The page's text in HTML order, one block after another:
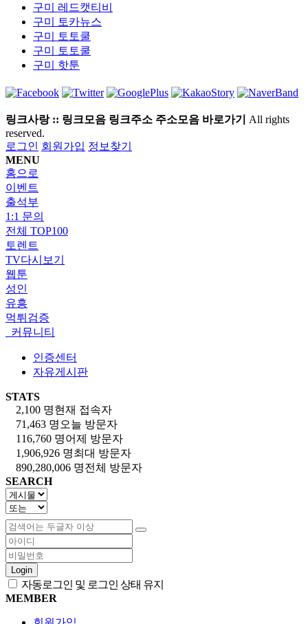
구미 레드캣티비
구미
토카뉴스
구미
토토쿨
구미
토토쿨
구미 핫툰
링크사랑 :: 링크모음 링크주소 주소모음 바로가기 All rights
reserved.
로그인 회원가입 정보찾기
MENU
홈으로
이벤트
출석부
1:1 문의
전체 TOP100
토렌트
TV다시보기
웹툰
성인
유흥
먹튀검증
커뮤니티
인증센터
자유게시판
STATS
2,100 명현재 접속자
71,463 명 오늘 방문자
116,760 명어제 방문자
1,906,926 명최대 방문자
890,280,006 명전체 방문자
SEARCH
Login
자동로그인 및 로그인 상태 유지
MEMBER